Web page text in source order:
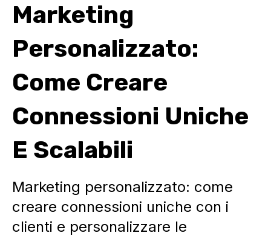
Marketing
Personalizzato:
Come Creare
Connessioni Uniche
E Scalabili
Marketing personalizzato: come
creare connessioni uniche con i
clienti e personalizzare le